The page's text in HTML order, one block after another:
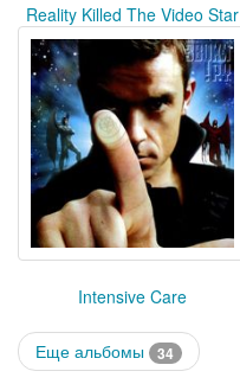
Reality Killed The Video Star
Intensive Care
Еще альбомы 34